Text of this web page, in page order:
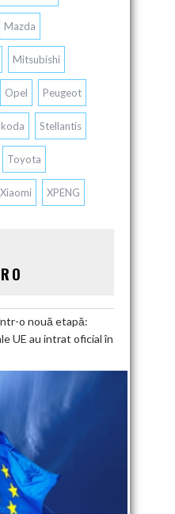
Mazda
Mitsubishi
Opel Peugeot
Stellantis
Toyota
Xiaomi XPENG
o nouă etapă:
UE au intrat oficial în